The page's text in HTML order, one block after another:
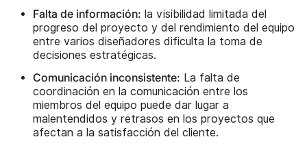
Falta de información: la visibilidad limitada del
progreso del proyecto y del rendimiento del equipo
entre varios diseñadores dificulta la toma de
decisiones estratégicas.
Comunicación inconsistente: La falta de
coordinación en la comunicación entre los
miembros del equipo puede dar lugar a
malentendidos y retrasos en los proyectos que
afectan a la satisfacción del cliente.